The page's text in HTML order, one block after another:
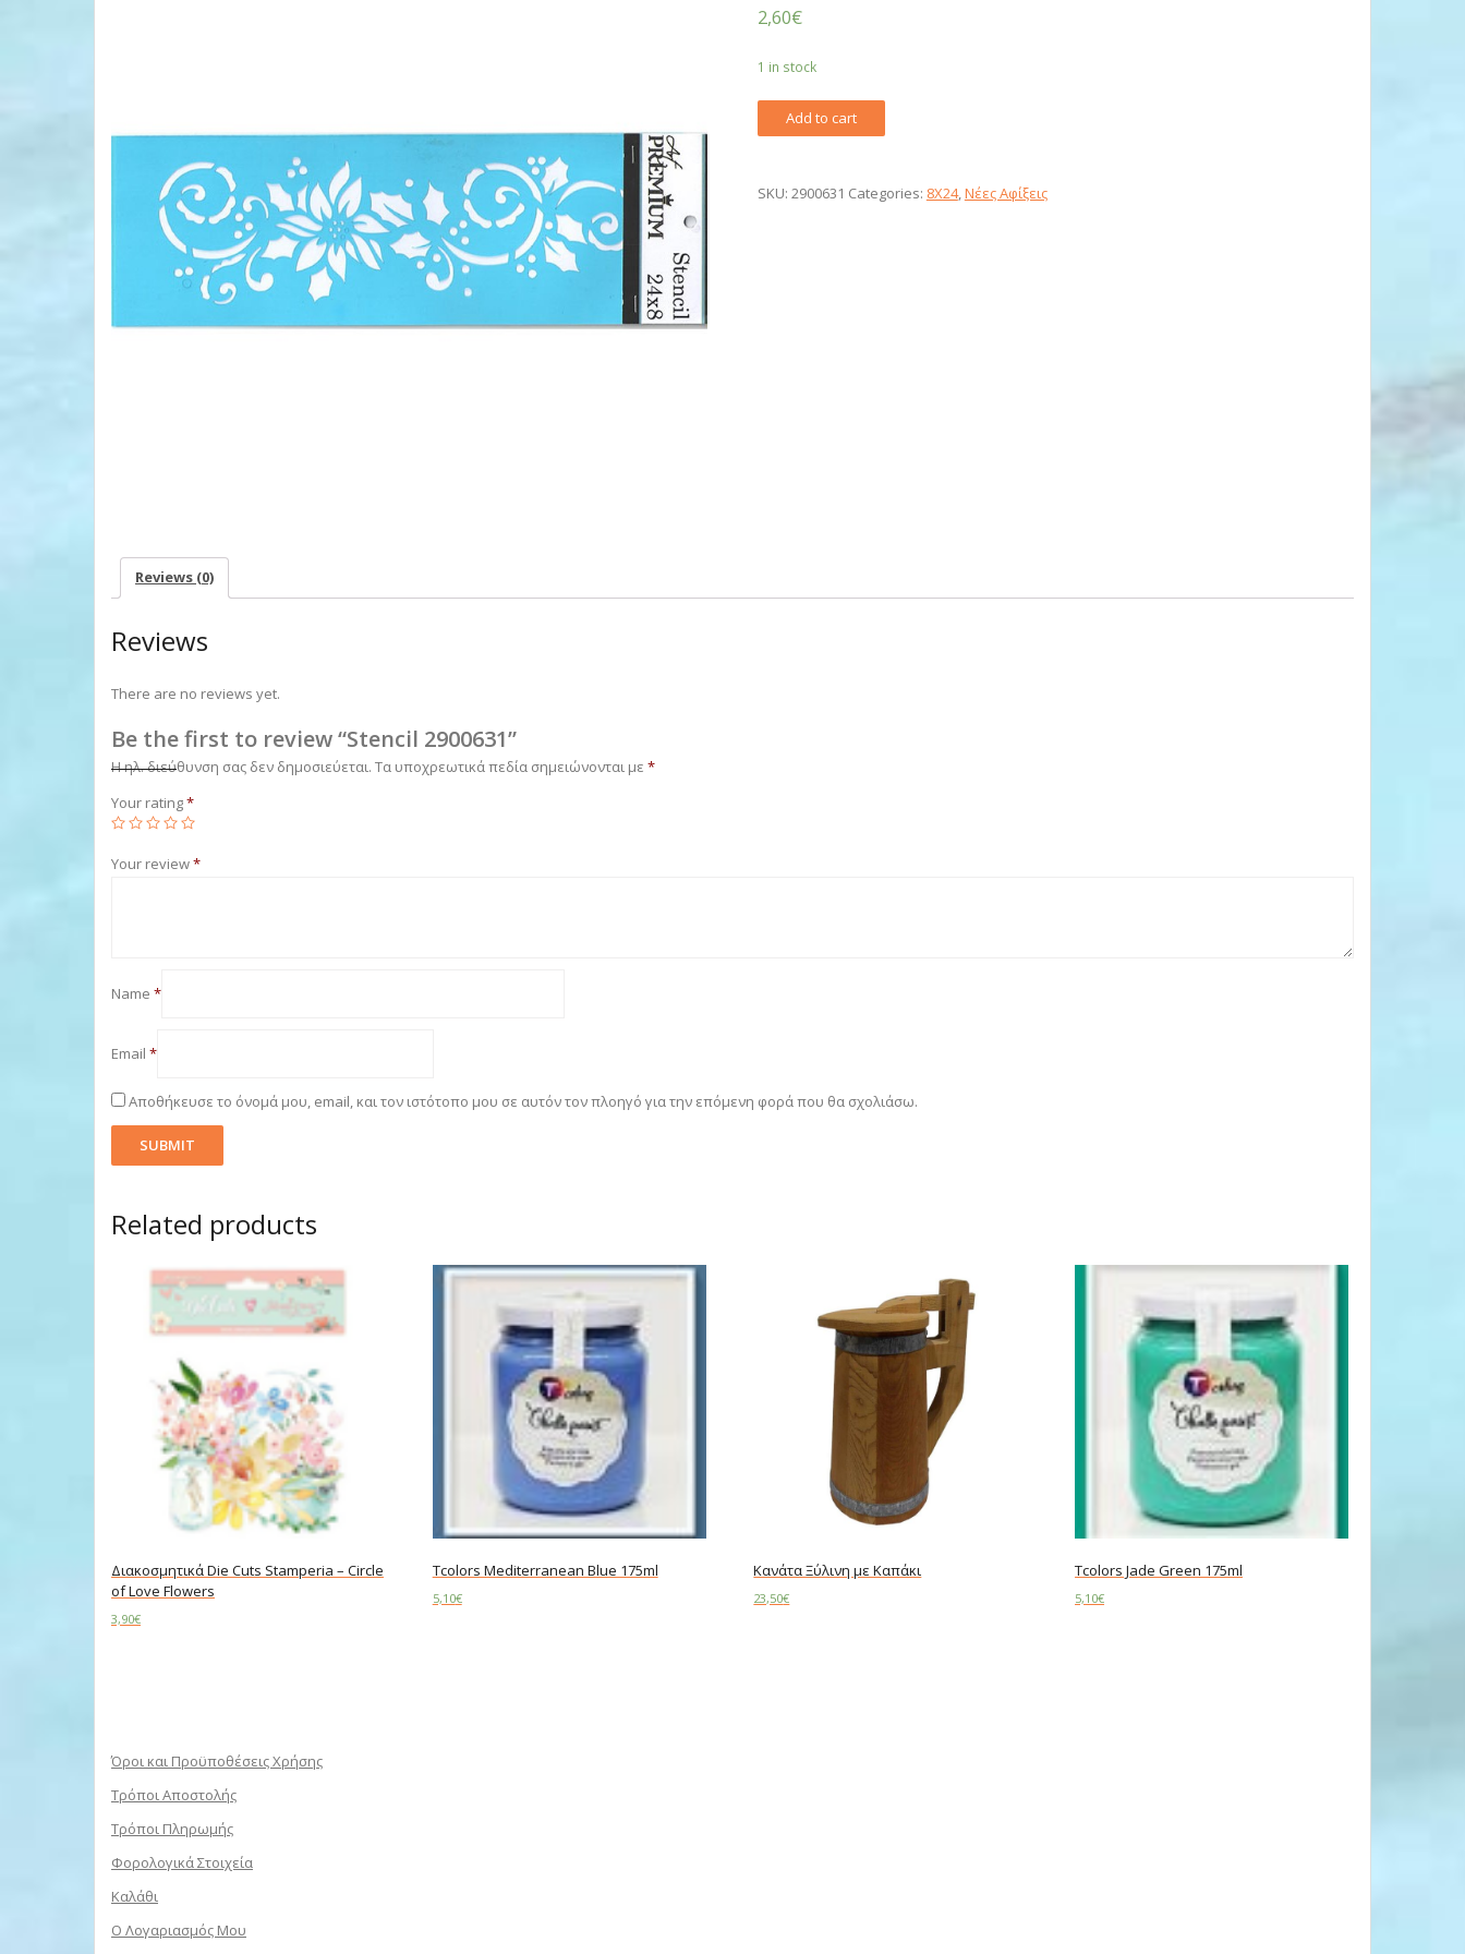
2,60€
1 in stock
Stencil
2900631
Add to cart
SKU: 2900631 Categories: 8X24,Νέες Αφίξεις
Reviews (0)
Reviews
There are no reviews yet.
Be the first to review “Stencil 2900631”
Η ηλ. διεύθυνση σας δεν δημοσιεύεται. Τα υποχρεωτικά πεδία σημειώνονται με *
Your rating*
Your review*
Name *
Email *
Αποθήκευσε το όνομά μου, email, και τον ιστότοπο μου σε αυτόν τον πλοηγό για την επόμενη φορά που θα σχολιάσω.
Related products
Διακοσμητικά Die Cuts Stamperia – Circle
of Love Flowers
3,90€
Tcolors Mediterranean Blue 175ml
5,10€
Κανάτα Ξύλινη με Καπάκι
23,50€
Tcolors Jade Green 175ml
5,10€
Όροι και Προϋποθέσεις Χρήσης
Τρόποι Αποστολής
Τρόποι Πληρωμής
Φορολογικά Στοιχεία
Καλάθι
Ο Λογαριασμός Μου